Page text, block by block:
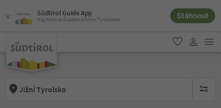
Südtirol Guide App
Digitální průvodce Jižním Tyrolskem Stáhnout
oblíbené
Jižní Tyrolsko brak